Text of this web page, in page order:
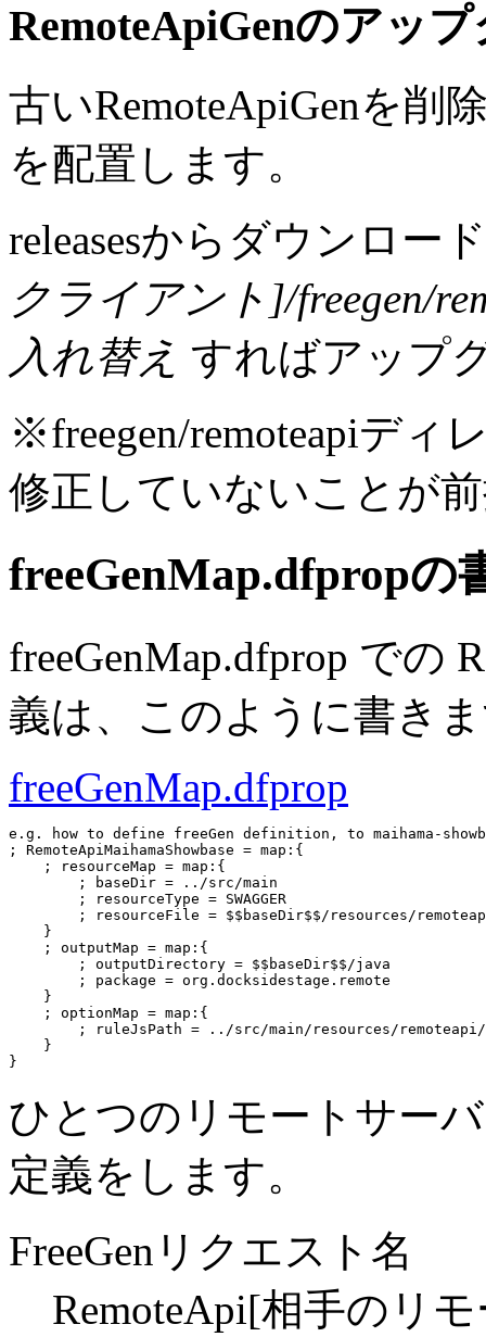
RemoteApiGenのアッ
古いRemoteApiGenを削
を配置します。
releasesからダウンロー
クライアント]/freegen/
入れ替え すればアップ
※freegen/remoteapiディ
修正していないことが
freeGenMap.dfpropの
freeGenMap.dfprop での
義は、このように書き
freeGenMap.dfprop
e.g. how to define freeGen definition, to maihama-
; RemoteApiMaihamaShowbase = map:{
    ; resourceMap = map:{
        ; baseDir = ../src/main
        ; resourceType = SWAGGER
        ; resourceFile =
$$baseDir$$ /resources/
    }
    ; outputMap = map:{
        ; outputDirectory =
$$baseDir$$ /java
        ; package = org.docksidestage.remote
    }
    ; optionMap = map:{
; ruleJsPath = ../src/main/resources/
    }
ひとつのリモートサー
定義をします。
FreeGenリクエスト名
RemoteApi[相手のリ